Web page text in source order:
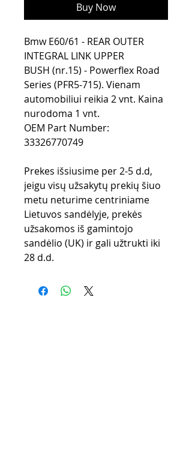
Buy Now
Bmw E60/61 - REAR OUTER
INTEGRAL LINK UPPER
BUSH (nr.15) - Powerflex Road
Series (PFR5-715). Vienam
automobiliui reikia 2 vnt. Kaina
nurodoma 1 vnt.
OEM Part Number:
33326770749
Prekes išsiusime per 2-5 d.d,
jeigu visų užsakytų prekių šiuo
metu neturime centriniame
Lietuvos sandėlyje, prekės
užsakomos iš gamintojo
sandėlio (UK) ir gali užtrukti iki
28 d.d.